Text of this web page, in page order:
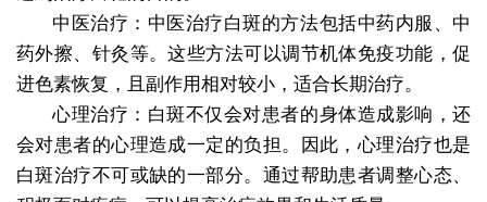
中医治疗：中医治疗白斑的方法包括中药内服、中
药外擦、针灸等。这些方法可以调节机体免疫功能，促
进色素恢复，且副作用相对较小，适合长期治疗。
心理治疗：白斑不仅会对患者的身体造成影响，还
会对患者的心理造成一定的负担。因此，心理治疗也是
白斑治疗不可或缺的一部分。通过帮助患者调整心态、